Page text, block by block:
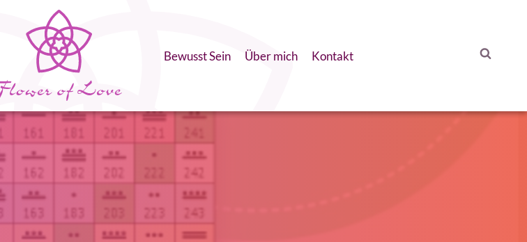
Bewusst Sein Über mich Kontakt